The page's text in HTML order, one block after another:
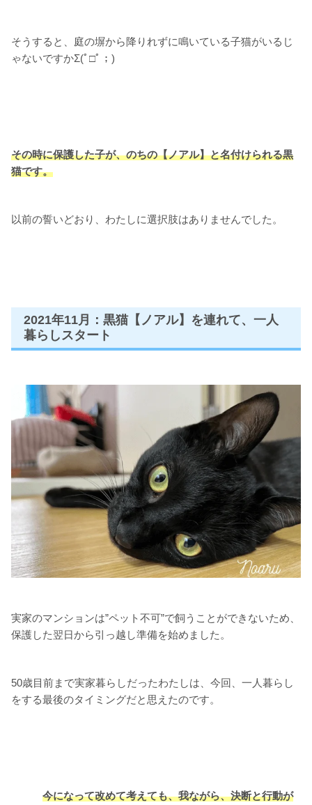
そうすると、庭の塀から降りれずに鳴いている子猫がいるじ
ゃないですかΣ(ﾟ□ﾟ；)
その時に保護した子が、のちの【ノアル】と名付けられる黒
猫です。
以前の誓いどおり、わたしに選択肢はありませんでした。
2021年11月：黒猫【ノアル】を連れて、一人
暮らしスタート
実家のマンションは”ペット不可”で飼うことができないため、
保護した翌日から引っ越し準備を始めました。
50歳目前まで実家暮らしだったわたしは、今回、一人暮らし
をする最後のタイミングだと思えたのです。
今になって改めて考えても、我ながら、決断と行動が